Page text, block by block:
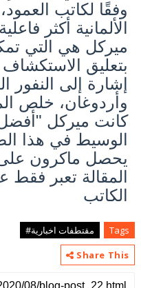
وفقًا لكاتب
الألمانية أكثر
ميركل هي التي
بتعليق
إشارة إلى النفور
وأردوغان، خلص
كانت ميركل
الوسيط في هذا
يحصل ماكرون على
المقالة تعبر
الكاتب
Tags
مقتطفات اخبارية#
Share This